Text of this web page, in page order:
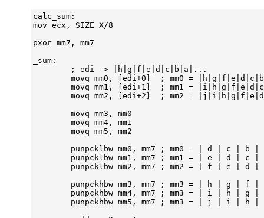
calc_sum:
mov ecx, SIZE_X/8
pxor mm7, mm7
_sum:
        ; edi -> |h|g|f|e|d|c|b|a|...
movq mm0, [edi+0]  ; mm0 =
movq mm1, [edi+1]  ; mm1 =
movq mm2, [edi+2]  ; mm2 =
        movq mm3, mm0
        movq mm4, mm1
        movq mm5, mm2
punpcklbw mm0, mm7 ; mm0 = | d | c | b |
punpcklbw mm1, mm7 ; mm1 = | e | d | c |
punpcklbw mm2, mm7 ; mm2 = | f | e | d |
punpckhbw mm3, mm7 ; mm3 = | h | g | f |
punpckhbw mm4, mm7 ; mm3 = | i | h | g |
punpckhbw mm5, mm7 ; mm3 = | j | i | h |